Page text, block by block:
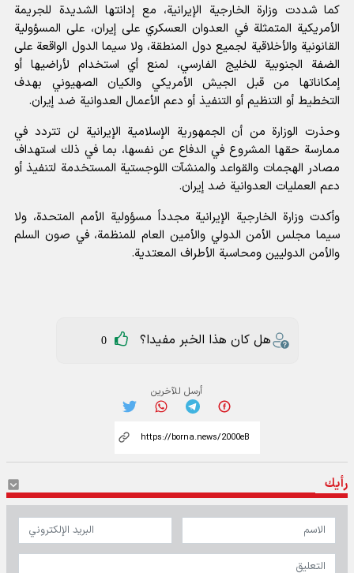
كما شددت وزارة الخارجية الإيرانية، مع إدانتها الشديدة للجريمة
الأمريكية المتمثلة في العدوان العسكري على إيران، على المسؤولية
القانونية والأخلاقية لجميع دول المنطقة، ولا سيما الدول الواقعة على
الضفة الجنوبية للخليج الفارسي، لمنع أي استخدام لأراضيها أو
إمكاناتها من قبل الجيش الأمريكي والكيان الصهيوني بهدف
التخطيط أو التنظيم أو التنفيذ أو دعم الأعمال العدوانية ضد إيران.
وحذرت الوزارة من أن الجمهورية الإسلامية الإيرانية لن تتردد في
ممارسة حقها المشروع في الدفاع عن نفسها، بما في ذلك استهداف
مصادر الهجمات والقواعد والمنشآت اللوجستية المستخدمة لتنفيذ أو
دعم العمليات العدوانية ضد إيران.
وأكدت وزارة الخارجية الإيرانية مجدداً مسؤولية الأمم المتحدة، ولا
سيما مجلس الأمن الدولي والأمين العام للمنظمة، في صون السلم
والأمن الدوليين ومحاسبة الأطراف المعتدية.
هل كان هذا الخبر مفيدا؟ 0
أرسل للآخرين
رأيك